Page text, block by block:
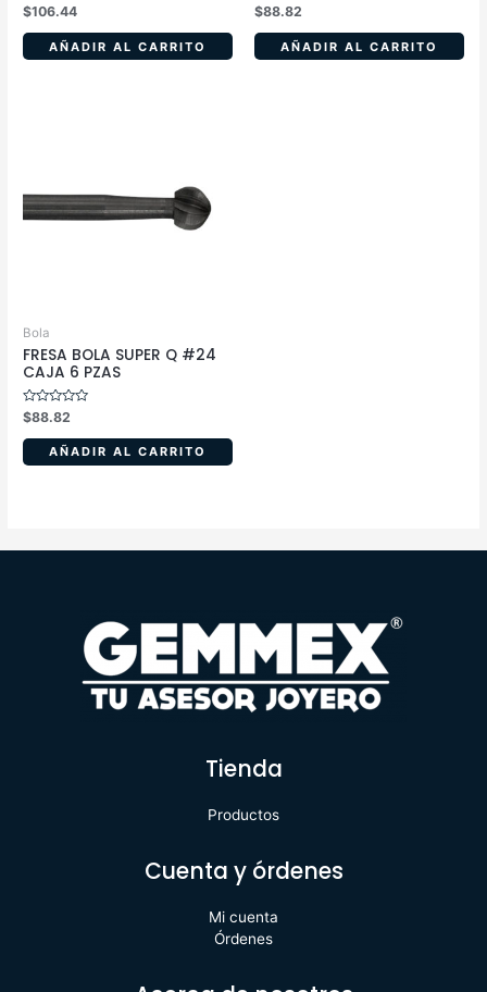
Valorado
en
0
5
$106.44
AÑADIR AL CARRITO
Valorado
en
0
5
$88.82
AÑADIR AL CARRITO
Bola
FRESA BOLA SUPER Q #24
CAJA 6 PZAS
Valorado
en
0
5
$88.82
AÑADIR AL CARRITO
Tienda
Productos
Cuenta y órdenes
Mi cuenta
Órdenes